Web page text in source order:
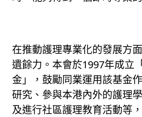
在推動護理專業化的發展方
遺餘力。本會於1997年成立
金」，鼓勵同業運用該基金
研究、參與本港內外的護理
及進行社區護理教育活動等